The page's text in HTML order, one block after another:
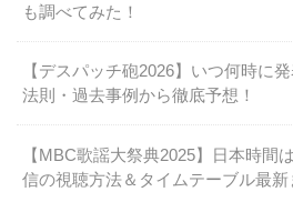
も調べてみた！
【デスパッチ砲2026】いつ何時に
法則・過去事例から徹底予想！
【MBC歌謡大祭典2025】日本時間
信の視聴方法＆タイムテーブル最新